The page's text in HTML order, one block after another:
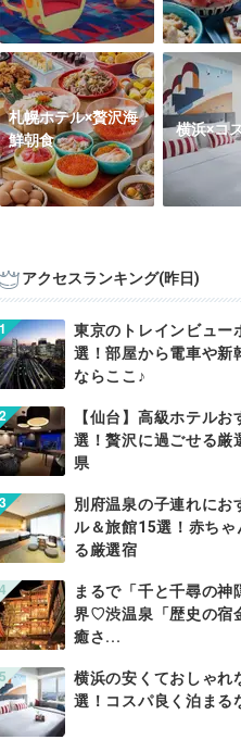
札幌ホテル×贅沢海
鮮朝食
横浜×コ
アクセスランキング(昨日)
東京のトレインビュー
選！部屋から電車や新
ならここ♪
【仙台】高級ホテルお
選！贅沢に過ごせる厳
県
別府温泉の子連れにお
ル＆旅館15選！赤ちゃ
る厳選宿
まるで「千と千尋の神
界♡渋温泉「歴史の宿
癒さ...
横浜の安くておしゃれ
選！コスパ良く泊まる